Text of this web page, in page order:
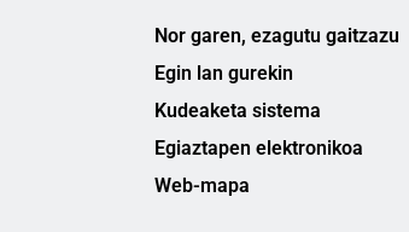
Nor garen, ezagutu gaitzazu
Egin lan gurekin
Kudeaketa sistema
Egiaztapen elektronikoa
Web-mapa